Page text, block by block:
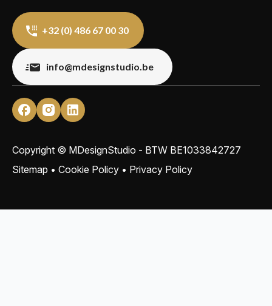
+32 (0) 486 67 00 30
info@mdesignstudio.be
Copyright © MDesignStudio - BTW BE1033842727
Sitemap • Cookie Policy • Privacy Policy